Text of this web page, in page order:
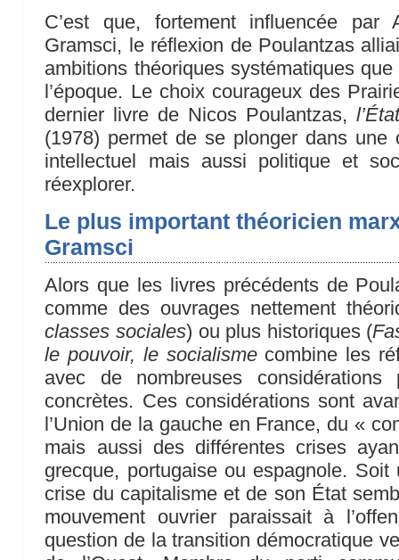
C’est que, fortement influencée par
Gramsci, le réflexion de Poulantzas
ambitions théoriques systématiques
l’époque. Le choix courageux des
dernier livre de Nicos Poulantzas,
(1978) permet de se plonger dans
intellectuel mais aussi politique et
réexplorer.
Le plus important théoricien
Gramsci
Alors que les livres précédents de
comme des ouvrages nettement
classes sociales) ou plus historiques (
le pouvoir, le socialismecombine les
avec de nombreuses considérations
concrètes. Ces considérations sont
l’Union de la gauche en France, du «
mais aussi des différentes crises
grecque, portugaise ou espagnole.
crise du capitalisme et de son État
mouvement ouvrier paraissait à
question de la transition démocratique